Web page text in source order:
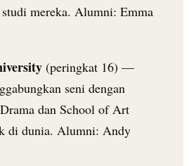
mereka. Alumni: Emma
(peringkat 16) —
seni dengan
dan School of Art
di dunia. Alumni: Andy